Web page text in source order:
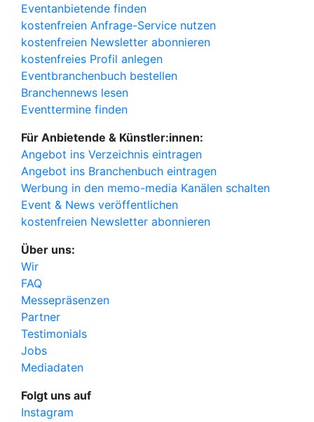
Eventanbietende finden
kostenfreien Anfrage-Service nutzen
kostenfreien Newsletter abonnieren
kostenfreies Profil anlegen
Eventbranchenbuch bestellen
Branchennews lesen
Eventtermine finden
Für Anbietende & Künstler:innen:
Angebot ins Verzeichnis eintragen
Angebot ins Branchenbuch eintragen
Werbung in den memo-media Kanälen schalten
Event & News veröffentlichen
kostenfreien Newsletter abonnieren
Über uns:
Wir
FAQ
Messepräsenzen
Partner
Testimonials
Jobs
Mediadaten
Folgt uns auf
Instagram